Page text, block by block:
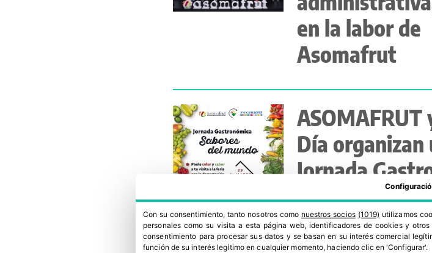
en la labor de
Asomafrut
ASOMAFRUT
Día organizan
Jornada
en Madrid
Con su consentimiento, tanto nosotros como nuestros socios (1019) utilizamos
personales como su visita a esta página web, identificadores de cookies y
consentimiento para procesar sus datos y se basan en su interés comercial
función de su interés legítimo en cualquier momento, haciendo clic en 'Configurar'.